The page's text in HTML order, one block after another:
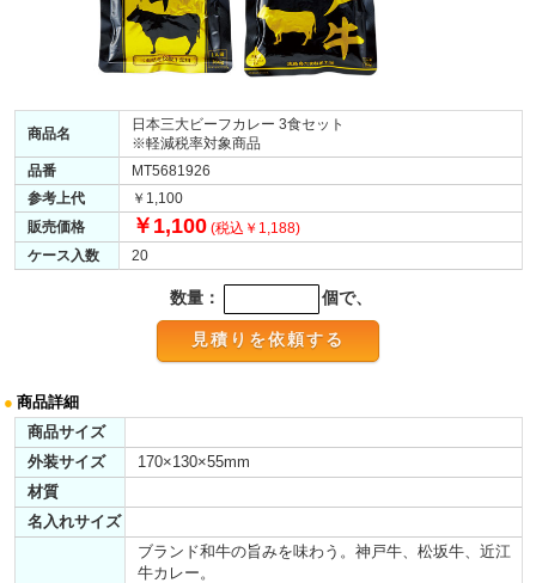
商品名
日本三大ビーフカレー 3食セット
※軽減税率対象商品
品番
MT5681926
参考上代
￥1,100
販売価格
￥1,100 (税込￥1,188)
ケース入数
20
数量： 個で、
● 商品詳細
商品サイズ
外装サイズ
170×130×55mm
材質
名入れサイズ
ブランド和牛の旨みを味わう。神戸牛、松坂牛、近江
牛カレー。